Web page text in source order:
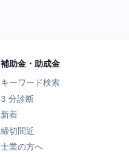
補助金・助成金
キーワード検索
3 分診断
新着
締切間近
士業の方へ